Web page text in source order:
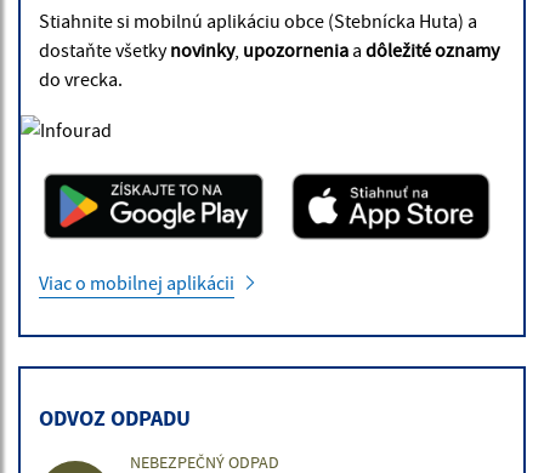
Stiahnite si mobilnú aplikáciu obce (Stebnícka Huta) a
dostaňte všetkynovinky, upozornenia a dôležité oznamy
do vrecka.
Viac o mobilnej aplikácii
ODVOZ ODPADU
NEBEZPEČNÝ ODPAD